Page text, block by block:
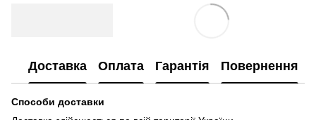
Доставка Оплата Гарантія Повернення
Способи доставки